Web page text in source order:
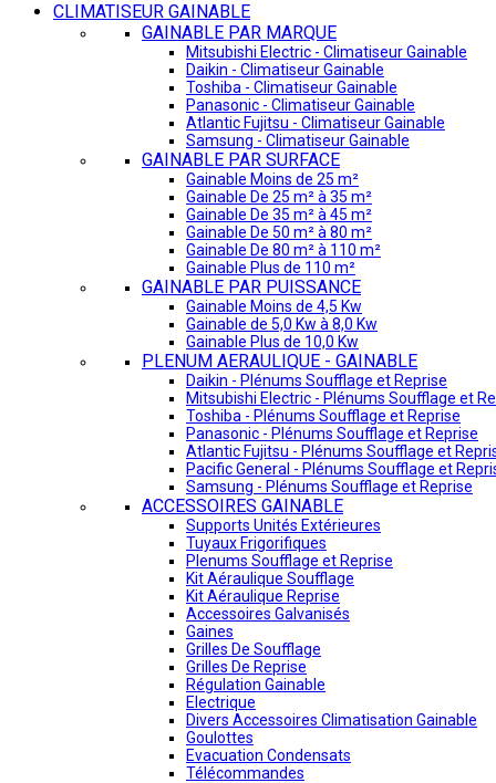
CLIMATISEUR GAINABLE
GAINABLE PAR MARQUE
Mitsubishi Electric - Climatiseur Gainable
Daikin - Climatiseur Gainable
Toshiba - Climatiseur Gainable
Panasonic - Climatiseur Gainable
Atlantic Fujitsu - Climatiseur Gainable
Samsung - Climatiseur Gainable
GAINABLE PAR SURFACE
Gainable Moins de 25 m²
Gainable De 25 m² à 35 m²
Gainable De 35 m² à 45 m²
Gainable De 50 m² à 80 m²
Gainable De 80 m² à 110 m²
Gainable Plus de 110 m²
GAINABLE PAR PUISSANCE
Gainable Moins de 4,5 Kw
Gainable de 5,0 Kw à 8,0 Kw
Gainable Plus de 10,0 Kw
PLENUM AERAULIQUE - GAINABLE
Daikin - Plénums Soufflage et Reprise
Mitsubishi Electric - Plénums Soufflage et
Toshiba - Plénums Soufflage et Reprise
Panasonic - Plénums Soufflage et Reprise
Atlantic Fujitsu - Plénums Soufflage et
Pacific General - Plénums Soufflage et
Samsung - Plénums Soufflage et Reprise
ACCESSOIRES GAINABLE
Supports Unités Extérieures
Tuyaux Frigorifiques
Plenums Soufflage et Reprise
Kit Aéraulique Soufflage
Kit Aéraulique Reprise
Accessoires Galvanisés
Gaines
Grilles De Soufflage
Grilles De Reprise
Régulation Gainable
Electrique
Divers Accessoires Climatisation Gainable
Goulottes
Evacuation Condensats
Télécommandes